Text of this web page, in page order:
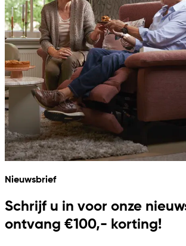
Nieuwsbrief
Schrijf u in voor onze
ontvang €100,- korting!